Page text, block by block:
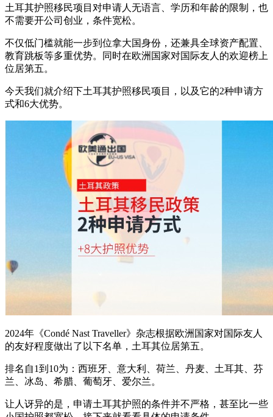
土耳其护照移民项目对申请人无语言、学历和年龄的限制，也
不需要开公司创业，条件宽松。
不仅低门槛就能一步到位拿大国身份，还兼具全球资产配置、
教育跳板等多重优势。同时在欧洲国家对国际友人的欢迎榜上
位居第五。
今天我们就介绍下土耳其护照移民项目，以及它的2种申请方
式和6大优势。
2024年《Condé Nast Traveller》杂志根据欧洲国家对国际友人
的友好程度做出了以下名单，土耳其位居第五。
排名自1到10为：西班牙、意大利、荷兰、丹麦、土耳其、芬
兰、冰岛、希腊、葡萄牙、爱尔兰。
让人讶异的是，申请土耳其护照的条件并不严格，甚至比一些